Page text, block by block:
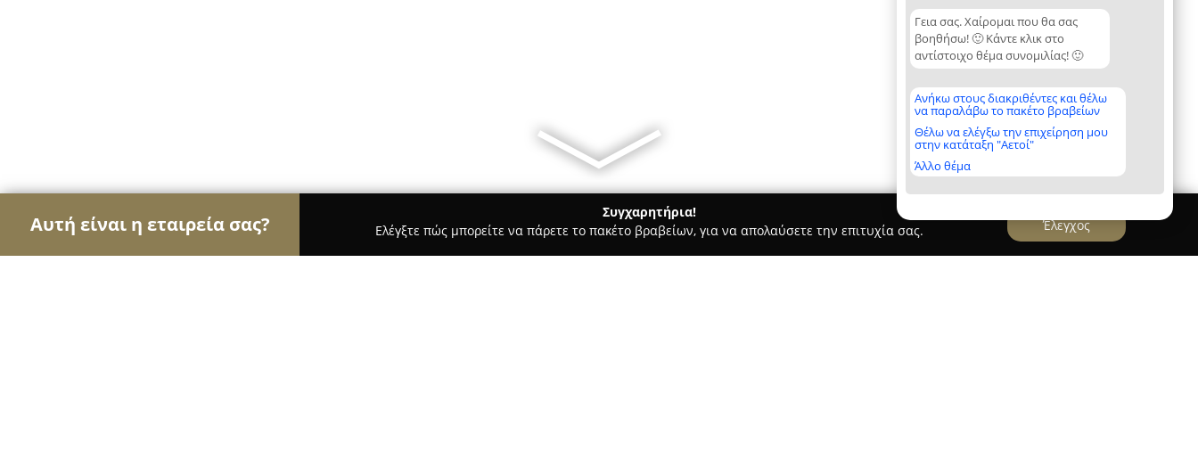
Γεια σας. Χαίρομαι που θα σας
βοηθήσω! 🙂 Κάντε κλικ στο
αντίστοιχο θέμα συνομιλίας! 🙂
Ανήκω στους διακριθέντες και θέλω
να παραλάβω το πακέτο βραβείων
Θέλω να ελέγξω την επιχείρηση μου
στην κατάταξη "Αετοί"
Άλλο θέμα
Αυτή είναι η εταιρεία σας?
Συγχαρητήρια!
Ελέγξτε πώς μπορείτε να πάρετε το πακέτο βραβείων, για να απολαύσετε την επιτυχία σας.
Έλεγχος